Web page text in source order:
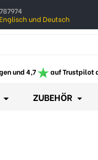
und Deutsch
und 4,7 auf Trustpilot
ZUBEHÖR